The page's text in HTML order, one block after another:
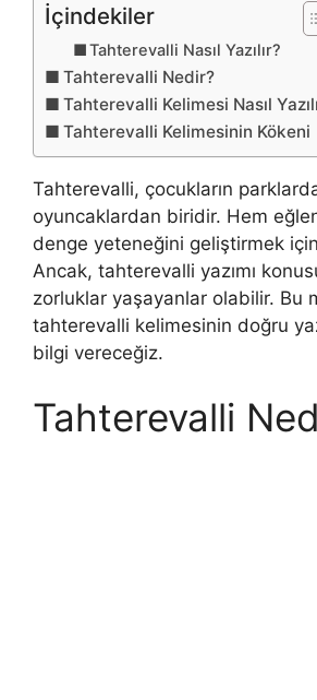
İçindekiler
Tahterevalli Nasıl Yazılır?
Tahterevalli Nedir?
Tahterevalli Kelimesi Nasıl
Tahterevalli Kelimesinin Kökeni
Tahterevalli, çocukların
oyuncaklardan biridir. Hem
denge yeteneğini geliştirmek için
Ancak, tahterevalli yazımı
zorluklar yaşayanlar olabilir. Bu
tahterevalli kelimesinin doğru
bilgi vereceğiz.
Tahterevalli